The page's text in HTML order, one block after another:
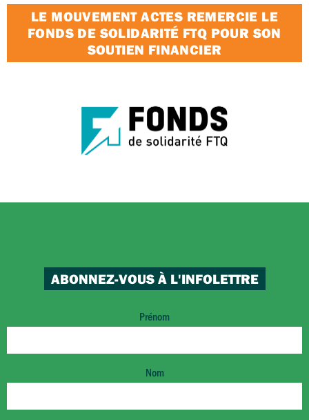
LE MOUVEMENT ACTES REMERCIE LE
FONDS DE SOLIDARITÉ FTQ POUR SON
SOUTIEN FINANCIER
ABONNEZ-VOUS À L'INFOLETTRE
Prénom
Nom